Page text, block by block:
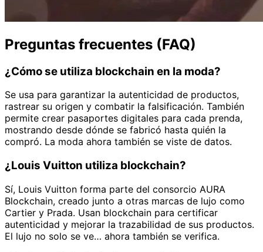
Preguntas frecuentes (FAQ)
¿Cómo se utiliza blockchain en la moda?
Se usa para garantizar la autenticidad de productos,
rastrear su origen y combatir la falsificación. También
permite crear pasaportes digitales para cada prenda,
mostrando desde dónde se fabricó hasta quién la
compró. La moda ahora también se viste de datos.
¿Louis Vuitton utiliza blockchain?
Sí, Louis Vuitton forma parte del consorcio AURA
Blockchain, creado junto a otras marcas de lujo como
Cartier y Prada. Usan blockchain para certificar
autenticidad y mejorar la trazabilidad de sus productos.
El lujo no solo se ve… ahora también se verifica.